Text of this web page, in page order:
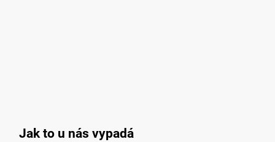
Jak to u nás vypadá